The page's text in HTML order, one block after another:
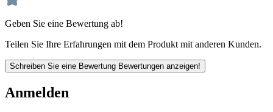
Geben Sie eine Bewertung ab!
Teilen Sie Ihre Erfahrungen mit dem Produkt mit anderen Kunden.
Schreiben Sie eine Bewertung Bewertungen anzeigen!
Anmelden